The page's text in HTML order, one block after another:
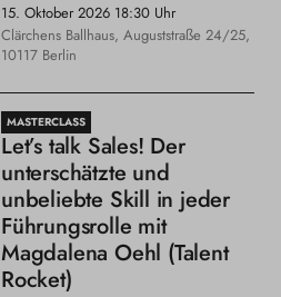
15. Oktober 2026 18:30 Uhr
Clärchens Ballhaus, Auguststraße 24/25,
10117 Berlin
MASTERCLASS
Let’s talk Sales! Der
unterschätzte und
unbeliebte Skill in jeder
Führungsrolle mit
Magdalena Oehl (Talent
Rocket)